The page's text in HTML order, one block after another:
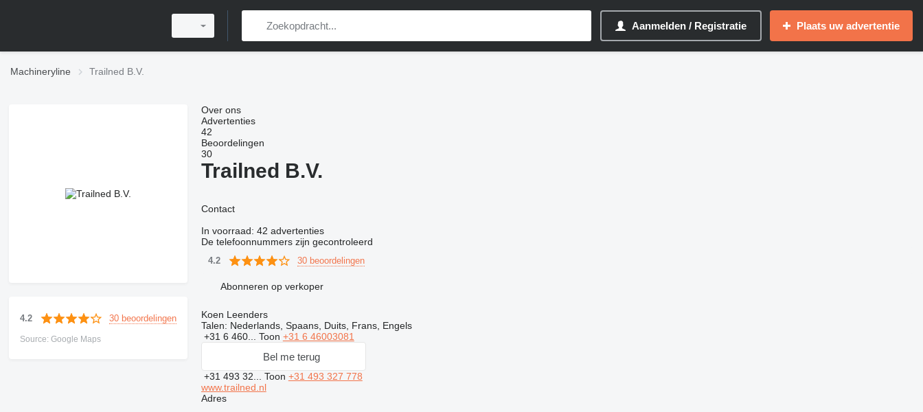
Aanmelden / Registratie Plaats uw advertentie
Machineryline Trailned B.V.
4.2 30 beoordelingen
Source: Google Maps
Over ons
Advertenties
42
Beoordelingen
30
Trailned B.V.
Contact
In voorraad: 42 advertenties
De telefoonnummers zijn gecontroleerd
4.2 30 beoordelingen
Abonneren op verkoper
Koen Leenders
Talen: Nederlands, Spaans, Duits, Frans, Engels
+31 6 460... Toon +31 6 46003081
Bel me terug
+31 493 32... Toon +31 493 327 778
www.trailned.nl
Adres